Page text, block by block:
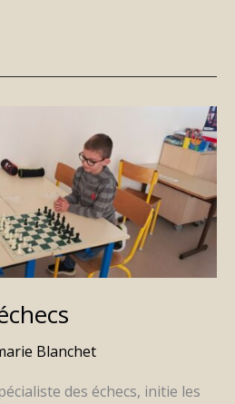
Blanchet
des échecs, initie les